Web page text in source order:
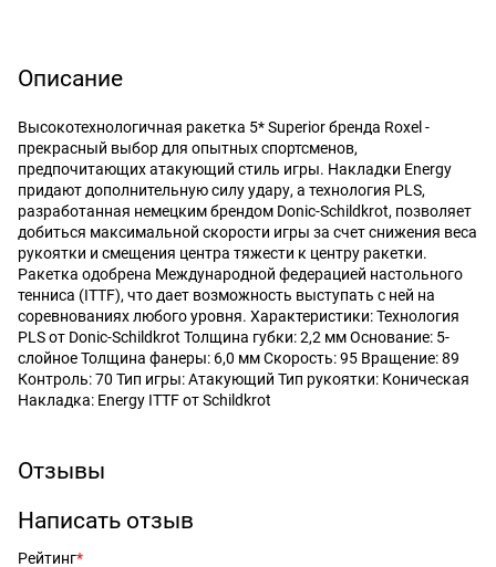
Описание
Высокотехнологичная ракетка 5* Superior бренда Roxel -
прекрасный выбор для опытных спортсменов,
предпочитающих атакующий стиль игры. Накладки Energy
придают дополнительную силу удару, а технология PLS,
разработанная немецким брендом Donic-Schildkrot, позволяет
добиться максимальной скорости игры за счет снижения веса
рукоятки и смещения центра тяжести к центру ракетки.
Ракетка одобрена Международной федерацией настольного
тенниса (ITTF), что дает возможность выступать с ней на
соревнованиях любого уровня. Характеристики: Технология
PLS от Donic-Schildkrot Толщина губки: 2,2 мм Основание: 5-
слойное Толщина фанеры: 6,0 мм Скорость: 95 Вращение: 89
Контроль: 70 Тип игры: Атакующий Тип рукоятки: Коническая
Накладка: Energy ITTF от Schildkrot
Отзывы
Написать отзыв
Рейтинг